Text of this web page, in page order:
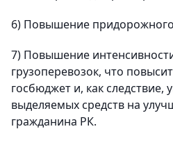
6) Повышение
7) Повышение
грузоперевозок, что
госбюджет и, как следствие,
выделяемых средств на
гражданина РК.